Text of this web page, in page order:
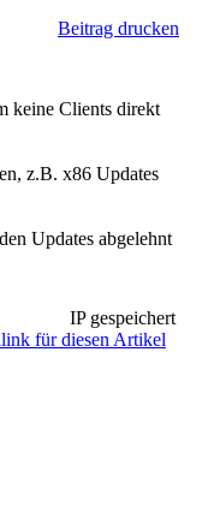
Beitrag drucken
keine Clients direkt
z.B. x86 Updates
Updates abgelehnt
IP gespeichert
für diesen Artikel